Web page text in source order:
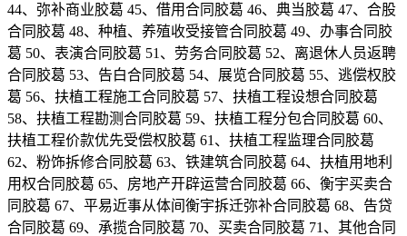
44、弥补商业胶葛 45、借用合同胶葛 46、典当胶葛 47、合股
合同胶葛 48、种植、养殖收受接管合同胶葛 49、办事合同胶
葛 50、表演合同胶葛 51、劳务合同胶葛 52、离退休人员返聘
合同胶葛 53、告白合同胶葛 54、展览合同胶葛 55、逃偿权胶
葛 56、扶植工程施工合同胶葛 57、扶植工程设想合同胶葛
58、扶植工程勘测合同胶葛 59、扶植工程分包合同胶葛 60、
扶植工程价款优先受偿权胶葛 61、扶植工程监理合同胶葛
62、粉饰拆修合同胶葛 63、铁建筑合同胶葛 64、扶植用地利
用权合同胶葛 65、房地产开辟运营合同胶葛 66、衡宇买卖合
同胶葛 67、平易近事从体间衡宇拆迁弥补合同胶葛 68、告贷
合同胶葛 69、承揽合同胶葛 70、买卖合同胶葛 71、其他合同